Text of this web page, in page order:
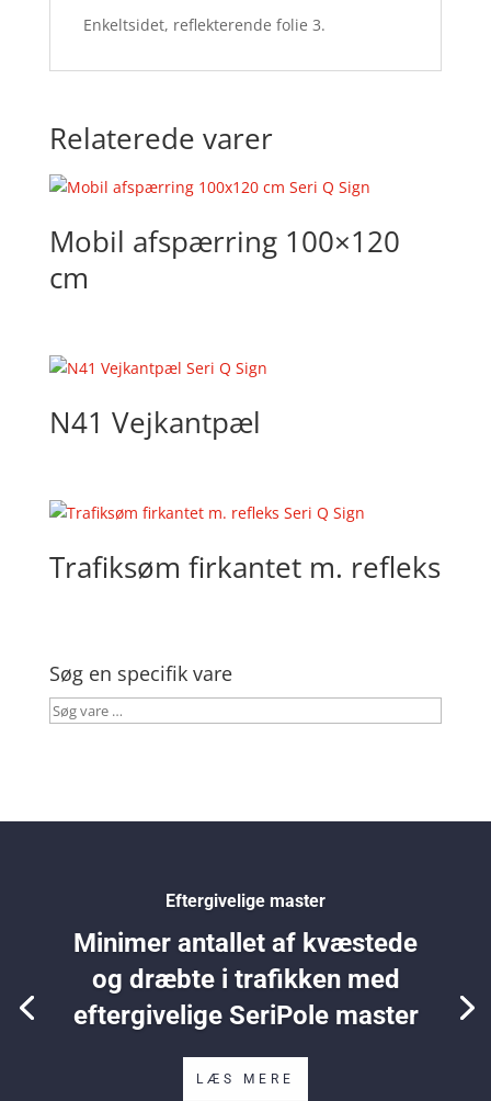
Enkeltsidet, reflekterende folie 3.
Relaterede varer
Mobil afspærring 100×120
cm
N41 Vejkantpæl
Trafiksøm firkantet m. refleks
Søg en specifik vare
Søg
Eftergivelige master
Minimer antallet af kvæstede
og dræbte i trafikken med
eftergivelige SeriPole master
LÆS MERE